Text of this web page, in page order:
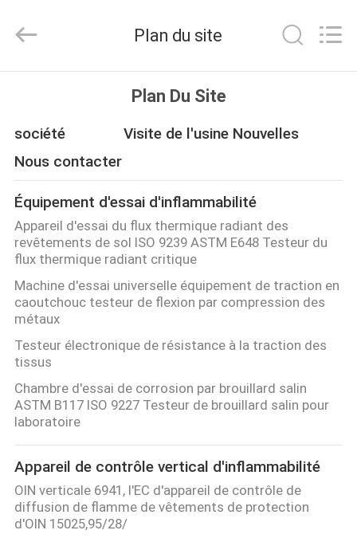
PRODUITS
VR
SHOW
AU
SUJET
DE
NOUS
VISITE
D'USINE
CONTACTEZ-
NOUS
INSTRUMENT
Rights
Plan du site
Plan Du Site
société Visite de l'usine Nouvelles
Nous contacter
Équipement d'essai d'inflammabilité
Appareil d'essai du flux thermique radiant des
revêtements de sol ISO 9239 ASTM E648 Testeur du
flux thermique radiant critique
Machine d'essai universelle équipement de traction en
caoutchouc testeur de flexion par compression des
métaux
Testeur électronique de résistance à la traction des
tissus
Chambre d'essai de corrosion par brouillard salin
ASTM B117 ISO 9227 Testeur de brouillard salin pour
laboratoire
Appareil de contrôle vertical d'inflammabilité
OIN verticale 6941, l'EC d'appareil de contrôle de
diffusion de flamme de vêtements de protection
d'OIN 15025,95/28/